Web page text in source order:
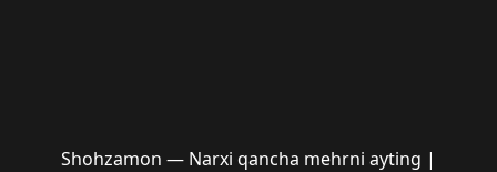
Shohzamon — Narxi qancha mehrni ayting |